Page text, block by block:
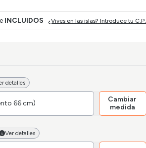
contenido
INCLUIDOS ¿Vives en las islas? Introduce tu C.P.
detalles
66 cm)
Cambiar
medida
Ver detalles